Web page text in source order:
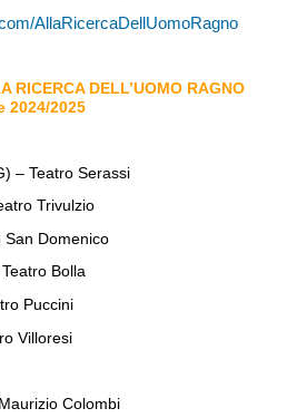
AllaRicercaDellUomoRagno
RICERCA DELL’UOMO RAGNO
2024/2025
– Teatro Serassi
Trivulzio
San Domenico
Bolla
Puccini
Villoresi
Colombi